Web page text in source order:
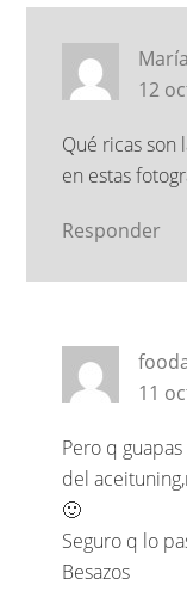
12
Qué ricas son
en estas
Responder
11
Pero q
del
🙂
Seguro q lo
Besazos